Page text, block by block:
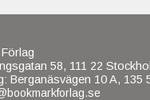
58, 111 22
Berganäsvägen 10 A, 135